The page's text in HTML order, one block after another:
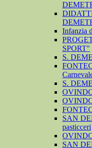
Infanzia
SPORT"
S.
S.
SAN
pasticceri
SAN